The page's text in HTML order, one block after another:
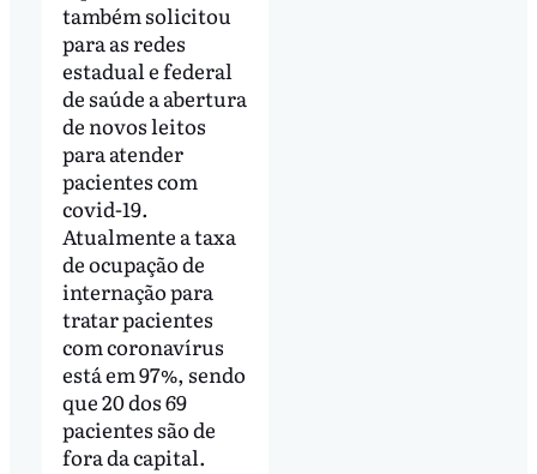
também solicitou
para as redes
estadual e federal
de saúde a abertura
de novos leitos
para atender
pacientes com
covid-19.
Atualmente a taxa
de ocupação de
internação para
tratar pacientes
com coronavírus
está em 97%, sendo
que 20 dos 69
pacientes são de
fora da capital.